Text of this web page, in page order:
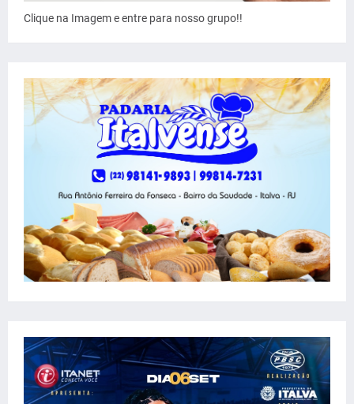
Clique na Imagem e entre para nosso grupo!!